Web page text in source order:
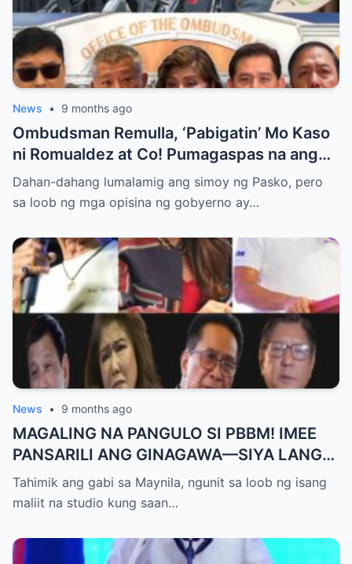
News • 9 months ago
Ombudsman Remulla, ‘Pabigatin’ Mo Kaso
ni Romualdez at Co! Pumagaspas na ang
Pangulo—pero bakit malamya?
Dahan-dahang lumalamig ang simoy ng Pasko, pero
sa loob ng mga opisina ng gobyerno ay…
News • 9 months ago
MAGALING NA PANGULO SI PBBM! IMEE
PANSARILI ANG GINAGAWA—SIYA LANG
ANG MAKIKINABANG! — SAL PANELO
Tahimik ang gabi sa Maynila, ngunit sa loob ng isang
maliit na studio kung saan…